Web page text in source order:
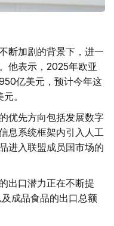
断加剧的背景下，进一
他表示，2025年欧亚
亿美元，预计今年这
。
优先方向包括发展数字
息系统框架内引入人工
进入联盟成员国市场的
出口潜力正在不断提
成品食品的出口总额